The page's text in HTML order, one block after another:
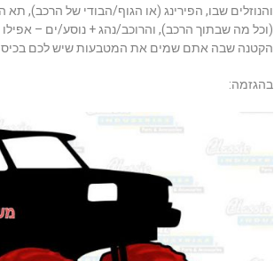
והנוזלים שבו, הפירינג (או הגוף/הבודי של הרכב),
(וכל מה שבתוך הרכב), והרוכב/נהג + נוסע/ים –
הקטנה שבה אתם שמים את המטבעות שיש לכם
בהגזמה: